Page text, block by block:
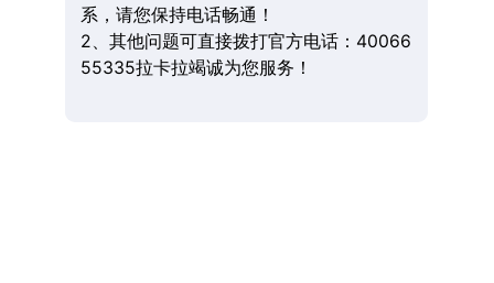
系，请您保持电话畅通！
2、其他问题可直接拨打官方电话：40066
55335拉卡拉竭诚为您服务！